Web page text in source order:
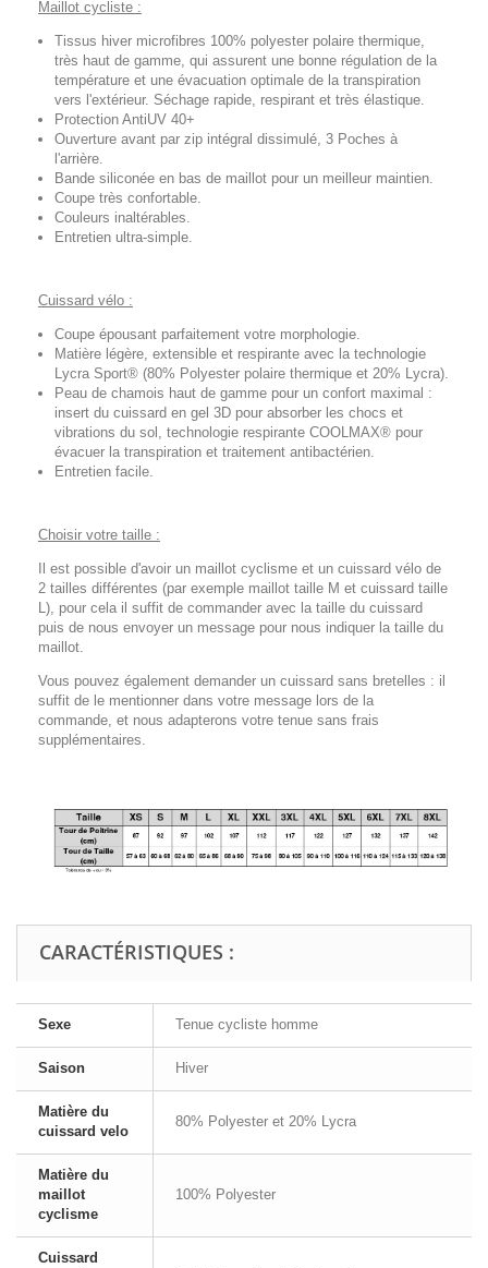
Maillot cycliste :
Tissus hiver microfibres 100% polyester polaire thermique,
très haut de gamme, qui assurent une bonne régulation de la
température et une évacuation optimale de la transpiration
vers l'extérieur. Séchage rapide, respirant et très élastique.
Protection AntiUV 40+
Ouverture avant par zip intégral dissimulé, 3 Poches à
l'arrière.
Bande siliconée en bas de maillot pour un meilleur maintien.
Coupe très confortable.
Couleurs inaltérables.
Entretien ultra-simple.
Cuissard vélo :
Coupe épousant parfaitement votre morphologie.
Matière légère, extensible et respirante avec la technologie
Lycra Sport® (80% Polyester polaire thermique et 20% Lycra).
Peau de chamois haut de gamme pour un confort maximal :
insert du cuissard en gel 3D pour absorber les chocs et
vibrations du sol, technologie respirante COOLMAX® pour
évacuer la transpiration et traitement antibactérien.
Entretien facile.
Choisir votre taille :
Il est possible d'avoir un maillot cyclisme et un cuissard vélo de
2 tailles différentes (par exemple maillot taille M et cuissard taille
L), pour cela il suffit de commander avec la taille du cuissard
puis de nous envoyer un message pour nous indiquer la taille du
maillot.
Vous pouvez également demander un cuissard sans bretelles : il
suffit de le mentionner dans votre message lors de la
commande, et nous adapterons votre tenue sans frais
supplémentaires.
CARACTÉRISTIQUES :
Sexe Tenue cycliste homme
Saison Hiver
Matière du
cuissard velo
80% Polyester et 20% Lycra
Matière du
maillot
cyclisme
100% Polyester
Cuissard